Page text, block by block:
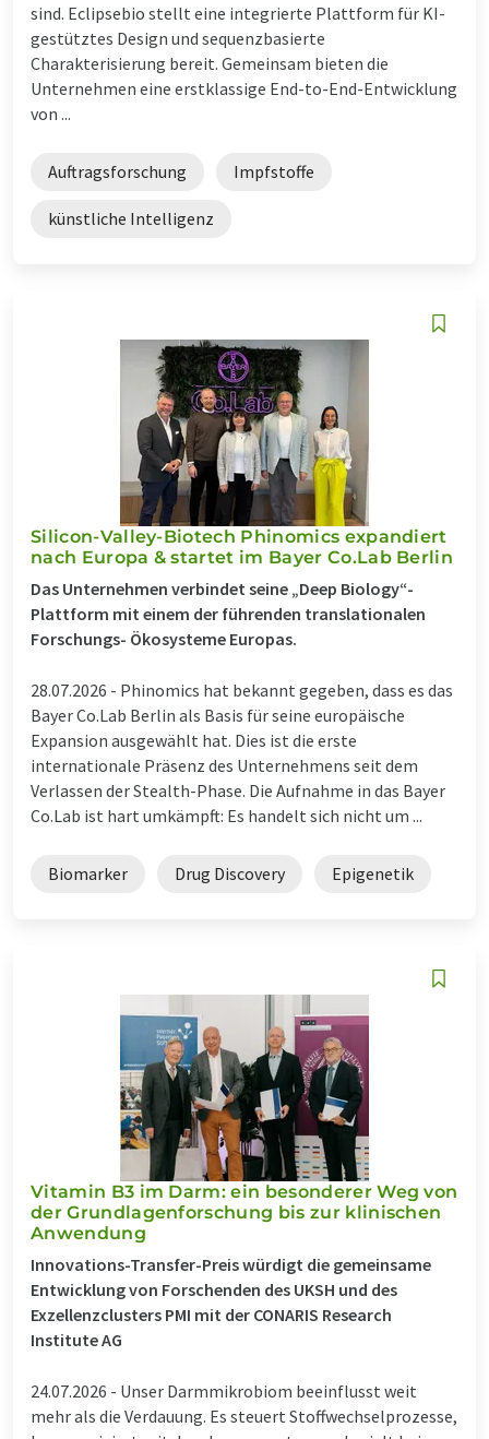
sind. Eclipsebio stellt eine integrierte Plattform für KI-
gestütztes Design und sequenzbasierte
Charakterisierung bereit. Gemeinsam bieten die
Unternehmen eine erstklassige End-to-End-Entwicklung
von ...
Auftragsforschung Impfstoffe
künstliche Intelligenz
Silicon-Valley-Biotech Phinomics expandiert
nach Europa & startet im Bayer Co.Lab Berlin
Das Unternehmen verbindet seine „Deep Biology“-
Plattform mit einem der führenden translationalen
Forschungs- Ökosysteme Europas.
28.07.2026 - Phinomics hat bekannt gegeben, dass es das
Bayer Co.Lab Berlin als Basis für seine europäische
Expansion ausgewählt hat. Dies ist die erste
internationale Präsenz des Unternehmens seit dem
Verlassen der Stealth-Phase. Die Aufnahme in das Bayer
Co.Lab ist hart umkämpft: Es handelt sich nicht um ...
Biomarker Drug Discovery Epigenetik
Vitamin B3 im Darm: ein besonderer Weg von
der Grundlagenforschung bis zur klinischen
Anwendung
Innovations-Transfer-Preis würdigt die gemeinsame
Entwicklung von Forschenden des UKSH und des
Exzellenzclusters PMI mit der CONARIS Research
Institute AG
24.07.2026 - Unser Darmmikrobiom beeinflusst weit
mehr als die Verdauung. Es steuert Stoffwechselprozesse,